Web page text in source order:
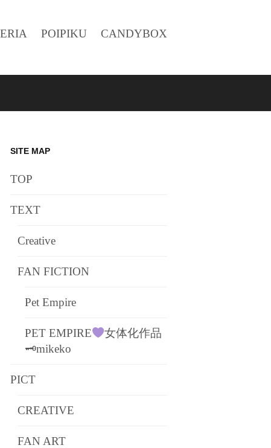
POIPIKU CANDYBOX
SITE MAP
TOP
TEXT
Creative
FAN FICTION
Pet Empire
PET EMPIRE
女体化作品
🗝mikeko
PICT
CREATIVE
FAN ART